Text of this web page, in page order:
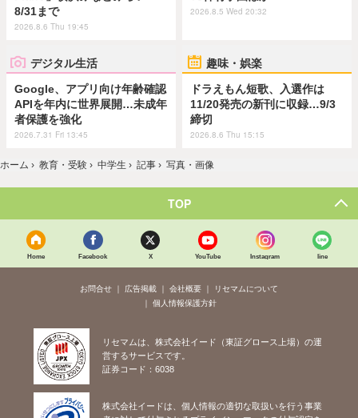
8/31まで
2026.8.6 Thu 19:45
2026.8.5 Wed 20:32
デジタル生活
Google、アプリ向け年齢確認
APIを年内に世界展開…未成年
者保護を強化
2026.7.31 Fri 13:45
趣味・娯楽
ドラえもん短歌、入選作は
11/20発売の新刊に収録…9/3
締切
2026.8.6 Thu 15:15
ホーム › 教育・受験 › 中学生 › 記事 › 写真・画像
TOP
Home Facebook X YouTube Instagram line
お問合せ 広告掲載 会社概要
リセマムについて
個人情報保護方針
リセマムは、株式会社イード（東証グロース上場）の運
営するサービスです。
証券コード：6038
株式会社イードは、個人情報の適切な取扱いを行う事業